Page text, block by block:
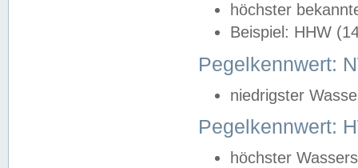
höchster
Beispiel: HHW
Pegelkennwert:
niedrigster
Pegelkennwert:
höchster